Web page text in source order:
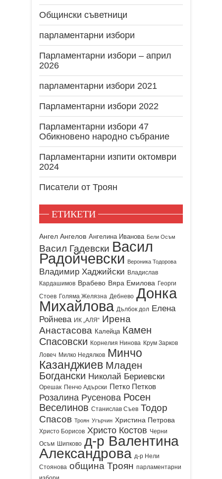
Общински съветници
парламентарни избори
Парламентарни избори – април
2026
парламентарни избори 2021
Парламентарни избори 2022
Парламентарни избори 47
Обикновено народно събрание
Парламентарни изпити октомври
2024
Писатели от Троян
ЕТИКЕТИ
Ангел Ангелов Ангелина Иванова Бели Осъм
Васил Гадевски Васил
Радойчевски Вероника Тодорова
Владимир Хаджийски Владислав
Кардашимов Врабево Вяра Емилова Георги
Стоев Голяма Желязна Дебнево Донка
Михайлова Дълбок дол Елена
Ройнева ИК „АЛЯ“ Ирена
Анастасова Калейца Камен
Спасовски Корнелия Нинова Крум Зарков
Ловеч Милко Недялков Минчо
Казанджиев Младен
Богдански Николай Бериевски
Орешак Пенчо Адърски Петко Петков
Розалина Русенова Росен
Веселинов Станислав Съев Тодор
Спасов Троян Угърчин Христина Петрова
Христо Борисов Христо Костов Черни
Осъм
Шипково д-р Валентина
Александрова д-р Нели
Стоянова община Троян парламентарни
избори